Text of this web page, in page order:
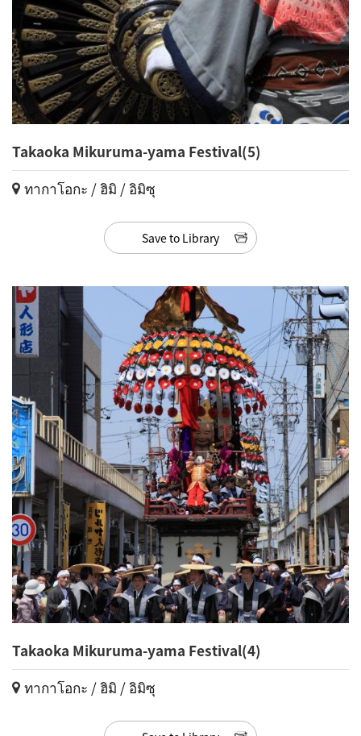
Takaoka Mikuruma-yama Festival(5)
ทากาโอกะ / ฮิมิ / อิมิซุ
Save to Library
Takaoka Mikuruma-yama Festival(4)
ทากาโอกะ / ฮิมิ / อิมิซุ